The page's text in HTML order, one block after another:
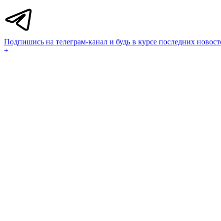
Подпишись на телеграм-канал и будь в курсе последних
+